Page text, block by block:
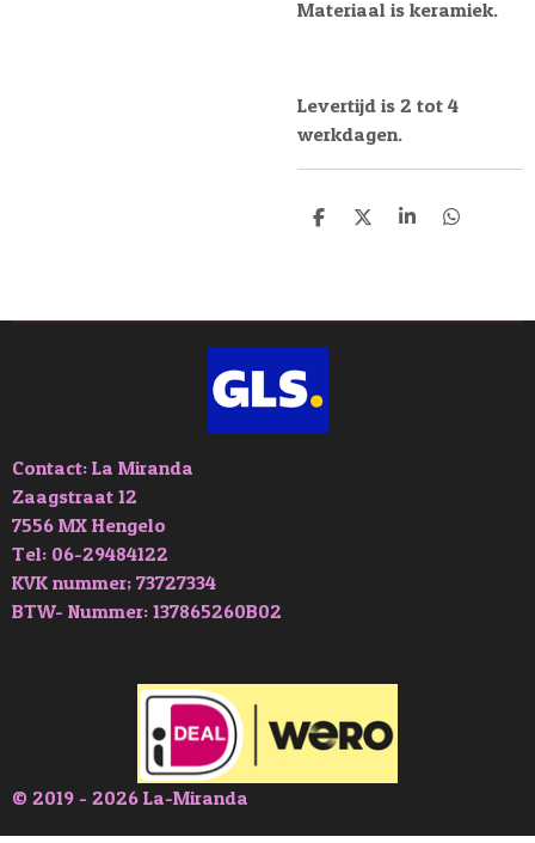
Materiaal is keramiek.
Levertijd is 2 tot 4
werkdagen.
D
D
S
D
Contact: La Miranda
Zaagstraat 12
7556 MX Hengelo
Tel: 06-29484122
KVK nummer; 73727334
BTW- Nummer: 137865260B02
© 2019 - 2026 La-Miranda